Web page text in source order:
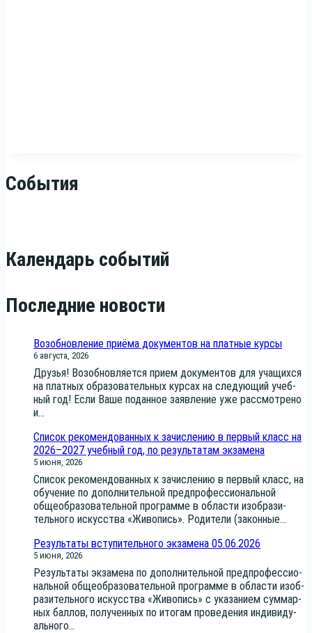
События
Календарь событий
Последние новости
Возобновление приёма документов на платные курсы
6 августа, 2026
Дру­зья! Воз­об­нов­ля­ет­ся при­ем доку­мен­тов для уча­щих­ся
на плат­ных обра­зо­ва­тель­ных кур­сах на сле­ду­ю­щий учеб­
ный год! Если Ваше подан­ное заяв­ле­ние уже рас­смот­ре­но
и...
Список рекомендованных к зачислению в первый класс на
2026–2027 учебный год, по результатам экзамена
5 июня, 2026
Спи­сок реко­мен­до­ван­ных к зачис­ле­нию в пер­вый класс, на
обу­че­ние по допол­ни­тель­ной пред­про­фес­си­о­наль­ной
обще­об­ра­зо­ва­тель­ной про­грам­ме в обла­сти изоб­ра­зи­
тель­но­го искус­ства «Живо­пись». Роди­те­ли (закон­ные...
Результаты вступительного экзамена 05.06.2026
5 июня, 2026
Резуль­та­ты экза­ме­на по допол­ни­тель­ной пред­про­фес­си­о­
наль­ной обще­об­ра­зо­ва­тель­ной про­грам­ме в обла­сти изоб­
ра­зи­тель­но­го искус­ства «Живо­пись» с ука­за­ни­ем сум­мар­
ных бал­лов, полу­чен­ных по ито­гам про­ве­де­ния инди­ви­ду­
аль­но­го...